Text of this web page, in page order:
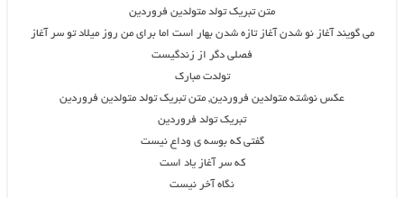
متن تبریک تولد متولدین فروردین
می گویند آغاز نو شدن آغاز تازه شدن بهار است اما برای من روز میلاد تو سر آغاز
فصلی دگر از زندگیست
تولدت مبارک
عکس نوشته متولدین فروردین, متن تبریک تولد متولدین فروردین
تبریک تولد فروردین
گفتی که بوسه ی وداع نیست
که سر آغاز یاد است
نگاه آخر نیست